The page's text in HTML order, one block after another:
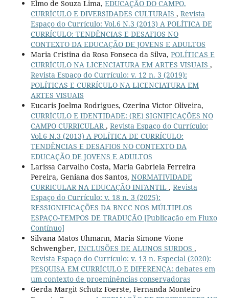
Elmo de Souza Lima, EDUCAÇÃO DO CAMPO,
CURRÍCULO E DIVERSIDADES CULTURAIS , Revista
Espaço do Currículo: Vol.6 N.3 (2013) A POLÍTICA DE
CURRÍCULO: TENDÊNCIAS E DESAFIOS NO
CONTEXTO DA EDUCAÇÃO DE JOVENS E ADULTOS
Maria Cristina da Rosa Fonseca da Silva, POLÍTICAS E
CURRÍCULO NA LICENCIATURA EM ARTES VISUAIS ,
Revista Espaço do Currículo: v. 12 n. 3 (2019):
POLÍTICAS E CURRÍCULO NA LICENCIATURA EM
ARTES VISUAIS
Eucaris Joelma Rodrigues, Ozerina Victor Oliveira,
CURRÍCULO E IDENTIDADE: (RE) SIGNIFICAÇÕES NO
CAMPO CURRICULAR, Revista Espaço do Currículo:
Vol.6 N.3 (2013) A POLÍTICA DE CURRÍCULO:
TENDÊNCIAS E DESAFIOS NO CONTEXTO DA
EDUCAÇÃO DE JOVENS E ADULTOS
Larissa Carvalho Costa, Maria Gabriela Ferreira
Pereira, Geniana dos Santos, NORMATIVIDADE
CURRICULAR NA EDUCAÇÃO INFANTIL , Revista
Espaço do Currículo: v. 18 n. 3 (2025):
RESSIGNIFICAÇÕES DA BNCC NOS MÚLTIPLOS
ESPAÇO-TEMPOS DE TRADUÇÃO [Publicação em Fluxo
Contínuo]
Silvana Matos Uhmann, Maria Simone Vione
Schwengber, INCLUSÕES DE ALUNOS SURDOS ,
Revista Espaço do Currículo: v. 13 n. Especial (2020):
PESQUISA EM CURRÍCULO E DIFERENÇA: debates em
um contexto de proeminências conservadoras
Gerda Margit Schutz Foerste, Fernanda Monteiro